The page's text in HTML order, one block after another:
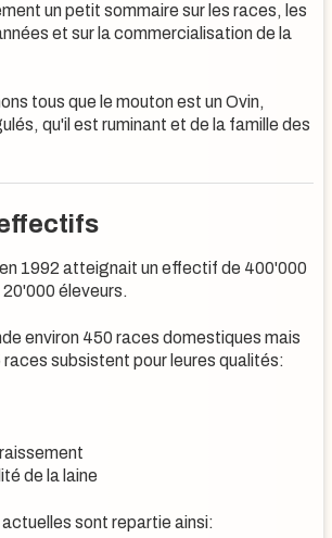
un petit sommaire sur les races, les
et sur la commercialisation de la
tous que le mouton est un Ovin,
qu'il est ruminant et de la famille des
1992 atteignait un effectif de 400'000
éleveurs.
environ 450 races domestiques mais
races subsistent pour leures qualités:
de la laine
sont repartie ainsi: